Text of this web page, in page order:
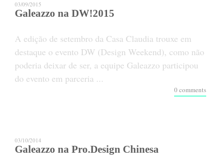
03/09/2015
Galeazzo na DW!2015
A edição de setembro da Casa Claudia trouxe em
destaque o evento DW (Design Weekend), como não
poderia deixar de ser, a equipe Galeazzo participou
do evento em parceria ...
0 comments
03/10/2014
Galeazzo na Pro.Design Chinesa